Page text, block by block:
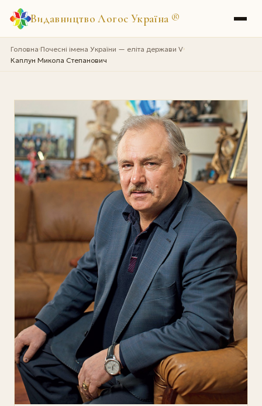
Видавництво Логос Україна ®
Головна›Почесні імена України — еліта держави V›
Каплун Микола Степанович